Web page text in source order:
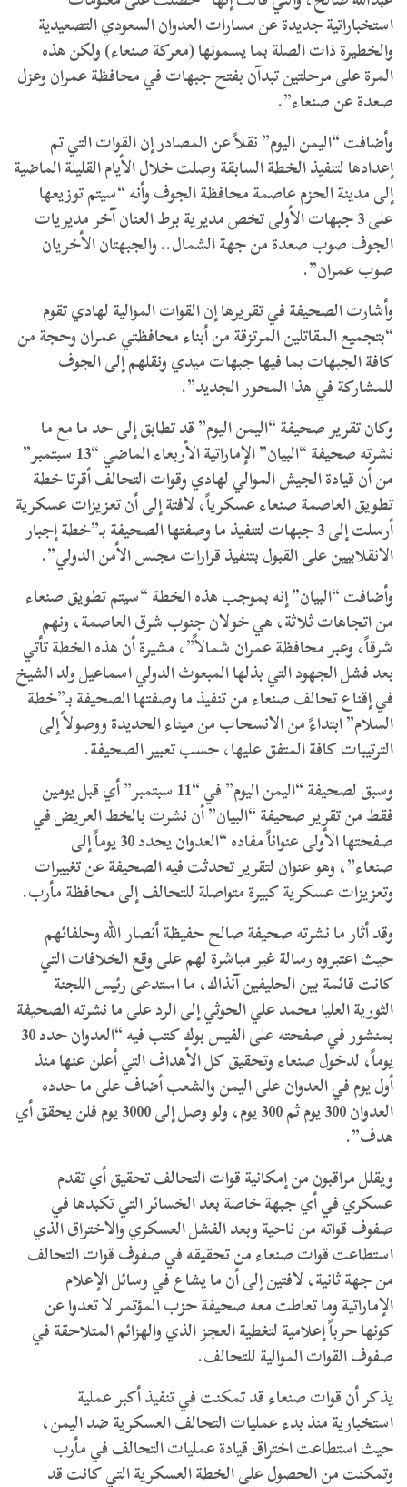
استخباراتية جديدة عن مسارات العدوان السعودي التصعيدية
والخطيرة ذات الصلة بما يسمونها (معركة صنعاء) ولكن هذه
المرة على مرحلتين تبدآن بفتح جبهات في محافظة عمران وعزل
صعدة عن صنعاء”.
وأضافت “اليمن اليوم” نقلاً عن المصادر إن القوات التي تم
إعدادها لتنفيذ الخطة السابقة وصلت خلال الأيام القليلة الماضية
إلى مدينة الحزم عاصمة محافظة الجوف وأنه “سيتم توزيعها
على 3 جبهات الأولى تخص مديرية برط العنان آخر مديريات
الجوف صوب صعدة من جهة الشمال.. والجبهتان الأخريان
صوب عمران”.
وأشارت الصحيفة في تقريرها إن القوات الموالية لهادي تقوم
“بتجميع المقاتلين المرتزقة من أبناء محافظتي عمران وحجة من
كافة الجبهات بما فيها جبهات ميدي ونقلهم إلى الجوف
للمشاركة في هذا المحور الجديد”.
وكان تقرير صحيفة “اليمن اليوم” قد تطابق إلى حد ما مع ما
نشرته صحيفة “البيان” الإماراتية الأربعاء الماضي “13 سبتمبر”
من أن قيادة الجيش الموالي لهادي وقوات التحالف أقرتا خطة
تطويق العاصمة صنعاء عسكرياً، لافتة إلى أن تعزيزات عسكرية
أرسلت إلى 3 جبهات لتنفيذ ما وصفتها الصحيفة بـ”خطة إجبار
الانقلابيين على القبول بتنفيذ قرارات مجلس الأمن الدولي”.
وأضافت “البيان” إنه بموجب هذه الخطة “سيتم تطويق صنعاء
من اتجاهات ثلاثة، هي خولان جنوب شرق العاصمة، ونهم
شرقاً، وعبر محافظة عمران شمالاً”، مشيرة أن هذه الخطة تأتي
بعد فشل الجهود التي بذلها المبعوث الدولي اسماعيل ولد الشيخ
في إقناع تحالف صنعاء من تنفيذ ما وصفتها الصحيفة بـ”خطة
السلام” ابتداءً من الانسحاب من ميناء الحديدة ووصولاً إلى
الترتيبات كافة المتفق عليها، حسب تعبير الصحيفة.
وسبق لصحيفة “اليمن اليوم” في “11 سبتمبر” أي قبل يومين
فقط من تقرير صحيفة “البيان” أن نشرت بالخط العريض في
صفحتها الأولى عنواناً مفاده “العدوان يحدد 30 يوماً إلى
صنعاء”، وهو عنوان لتقرير تحدثت فيه الصحيفة عن تغييرات
وتعزيزات عسكرية كبيرة متواصلة للتحالف إلى محافظة مأرب.
وقد أثار ما نشرته صحيفة صالح حفيظة أنصار الله وحلفائهم
حيث اعتبروه رسالة غير مباشرة لهم على وقع الخلافات التي
كانت قائمة بين الحليفين آنذاك، ما استدعى رئيس اللجنة
الثورية العليا محمد علي الحوثي إلى الرد على ما نشرته الصحيفة
بمنشور في صفحته على الفيس بوك كتب فيه “العدوان حدد 30
يوماً، لدخول صنعاء وتحقيق كل الأهداف التي أعلن عنها منذ
أول يوم في العدوان على اليمن والشعب أضاف على ما حدده
العدوان 300 يوم ثم 300 يوم، ولو وصل إلى 3000 يوم فلن يحقق أي
هدف”.
ويقلل مراقبون من إمكانية قوات التحالف تحقيق أي تقدم
عسكري في أي جبهة خاصة بعد الخسائر التي تكبدها في
صفوف قواته من ناحية وبعد الفشل العسكري والاختراق الذي
استطاعت قوات صنعاء من تحقيقه في صفوف قوات التحالف
من جهة ثانية، لافتين إلى أن ما يشاع في وسائل الإعلام
الإماراتية وما تعاطت معه صحيفة حزب المؤتمر لا تعدوا عن
كونها حرباً إعلامية لتغطية العجز الذي والهزائم المتلاحقة في
صفوف القوات الموالية للتحالف.
يذكر أن قوات صنعاء قد تمكنت في تنفيذ أكبر عملية
استخبارية منذ بدء عمليات التحالف العسكرية ضد اليمن،
حيث استطاعت اختراق قيادة عمليات التحالف في مأرب
وتمكنت من الحصول على الخطة العسكرية التي كانت قد